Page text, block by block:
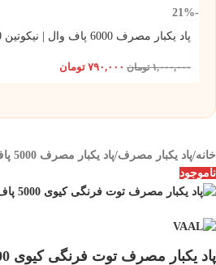
-21%
پاد یکبار مصرف 6000 پاف وال | نیکوتین 30 میلی گرم | 14 طعم
۱,۰۰۰,۰۰۰ تومان ۷۹۰,۰۰۰ تومان
خانه/پاد یکبار مصرف/پاد یکبار مصرف 5000 پاف
ناموجود
پاد یکبار مصرف توت فرنگی کیوی 5000 پاف وال